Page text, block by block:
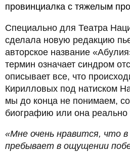
провинциалка с тяжелым
Специально для Театра
сделала новую редакцию
авторское название
термин означает синдром
описывает все, что
Кирилловых под натиском
мы до конца не понимаем,
биографию или она реально
«Мне очень нравится, что
пребывает в ощущении